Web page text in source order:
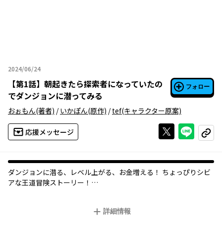
2024/06/24
2024年06月24日
【第1話】 朝起きたら探索者になっていたの
でダンジョンに潜ってみる
フォロー
おぉもん(著者) /いかぽん(原作) /tef(キャラクター原案)
応援メッセージ Xで投稿する
ライン
コピー
ダンジョンに潜る、レベル上がる、お金増える！ ちょっぴりシビ
アな王道冒険ストーリー！
リーター・大地はある朝、自分が特異能力者の「探索者」になっ
詳細情報